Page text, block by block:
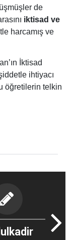
de
iktisad ve
harcamış ve
İktisad
ihtiyacı
öğretilerin telkin